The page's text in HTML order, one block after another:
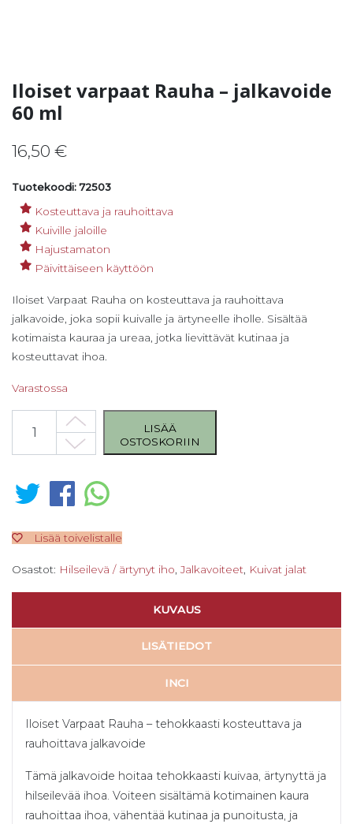
Iloiset varpaat Rauha – jalkavoide
60 ml
16,50 €
Tuotekoodi: 72503
Kosteuttava ja rauhoittava
Kuiville jaloille
Hajustamaton
Päivittäiseen käyttöön
Iloiset Varpaat Rauha on kosteuttava ja rauhoittava
jalkavoide, joka sopii kuivalle ja ärtyneelle iholle. Sisältää
kotimaista kauraa ja ureaa, jotka lievittävät kutinaa ja
kosteuttavat ihoa.
Varastossa
Iloiset varpaat Rauha - jalkavoide 60 ml määrä
LISÄÄ
OSTOSKORIIN
Lisää toivelistalle
Osastot: Hilseilevä / ärtynyt iho Jalkavoiteet Kuivat jalat
KUVAUS
LISÄTIEDOT
INCI
Iloiset Varpaat Rauha – tehokkaasti kosteuttava ja
rauhoittava jalkavoide
Tämä jalkavoide hoitaa tehokkaasti kuivaa, ärtynyttä ja
hilseilevää ihoa. Voiteen sisältämä kotimainen kaura
rauhoittaa ihoa, vähentää kutinaa ja punoitusta, ja